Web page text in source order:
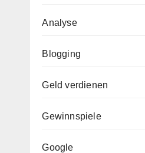
Analyse
Blogging
Geld verdienen
Gewinnspiele
Google